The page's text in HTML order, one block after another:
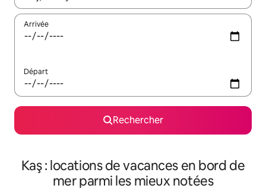
Arrivée
Départ
Rechercher
Kaş : locations de vacances en bord de
mer parmi les mieux notées